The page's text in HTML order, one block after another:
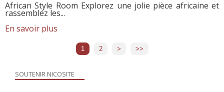
African Style Room Explorez une jolie pièce africaine et
rassemblez les...
En savoir plus
1 2 > >>
SOUTENIR NICOSITE